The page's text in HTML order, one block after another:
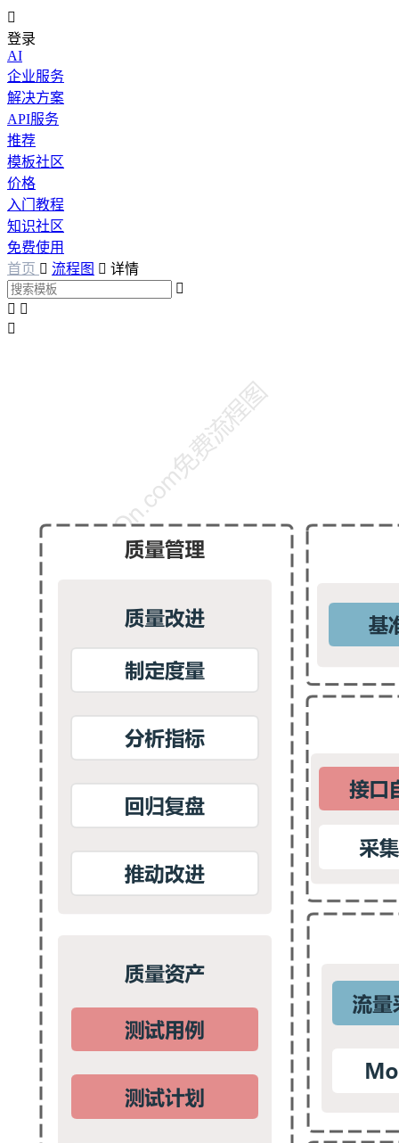

登录
AI
企业服务
解决方案
API服务
推荐
模板社区
价格
入门教程
知识社区
免费使用
首页  流程图  详情

 
